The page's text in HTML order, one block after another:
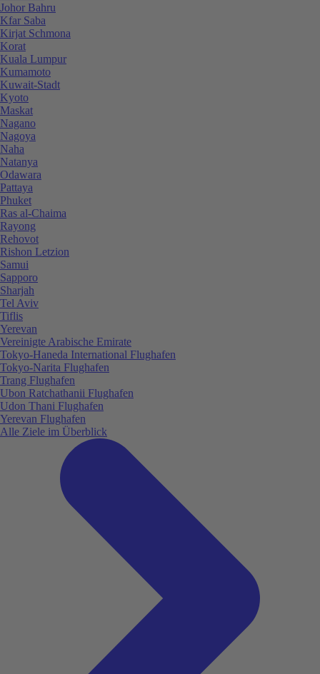
Johor Bahru
Kfar Saba
Kirjat Schmona
Korat
Kuala Lumpur
Kumamoto
Kuwait-Stadt
Kyoto
Maskat
Nagano
Nagoya
Naha
Natanya
Odawara
Pattaya
Phuket
Ras al-Chaima
Rayong
Rehovot
Rishon Letzion
Samui
Sapporo
Sharjah
Tel Aviv
Tiflis
Yerevan
Vereinigte Arabische Emirate
Tokyo-Haneda International Flughafen
Tokyo-Narita Flughafen
Trang Flughafen
Ubon Ratchathanii Flughafen
Udon Thani Flughafen
Yerevan Flughafen
Alle Ziele im Überblick